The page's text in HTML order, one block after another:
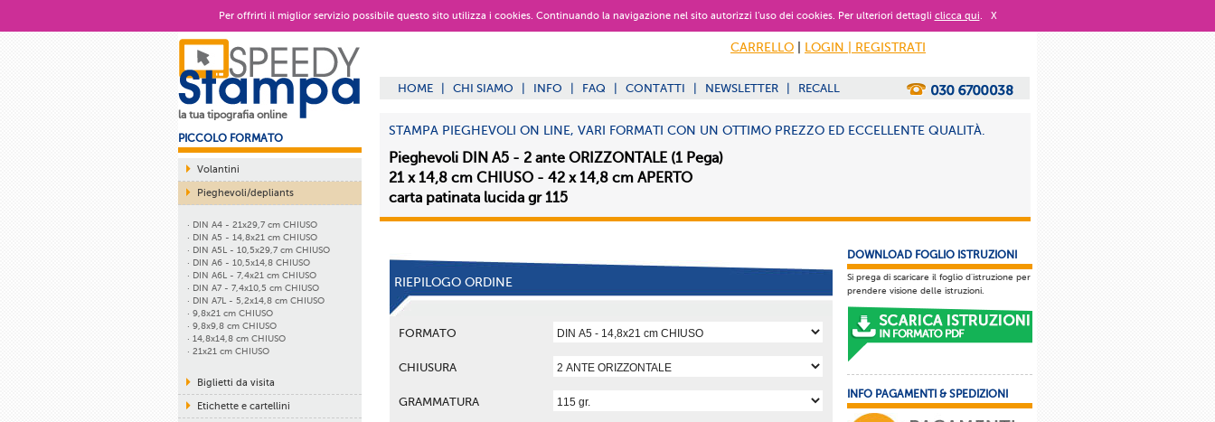
Per offrirti il miglior servizio possibile questo sito utilizza i cookies. Continuando la navigazione nel sito autorizzi l’uso dei cookies. Per ulteriori dettagli clicca qui. X
la tua tipografia online
PICCOLO FORMATO
Volantini
Pieghevoli/depliants
· DIN A4 - 21x29,7 cm CHIUSO
· DIN A5 - 14,8x21 cm CHIUSO
· DIN A5L - 10,5x29,7 cm CHIUSO
· DIN A6 - 10,5x14,8 CHIUSO
· DIN A6L - 7,4x21 cm CHIUSO
· DIN A7 - 7,4x10,5 cm CHIUSO
· DIN A7L - 5,2x14,8 cm CHIUSO
· 9,8x21 cm CHIUSO
· 9,8x9,8 cm CHIUSO
· 14,8x14,8 cm CHIUSO
· 21x21 cm CHIUSO
Biglietti da visita
Etichette e cartellini
CARRELLO LOGIN | REGISTRATI
HOME CHI SIAMO INFO FAQ CONTATTI NEWSLETTER RECALL
STAMPA PIEGHEVOLI ON LINE, VARI FORMATI CON UN OTTIMO PREZZO ED ECCELLENTE QUALITÀ.
Pieghevoli DIN A5 - 2 ante ORIZZONTALE (1 Pega)
21 x 14,8 cm CHIUSO - 42 x 14,8 cm APERTO
carta patinata lucida gr 115
RIEPILOGO ORDINE
FORMATO
CHIUSURA
GRAMMATURA
DOWNLOAD FOGLIO ISTRUZIONI
Si prega di scaricare il foglio d'istruzione per
prendere visione delle istruzioni.
INFO PAGAMENTI & SPEDIZIONI